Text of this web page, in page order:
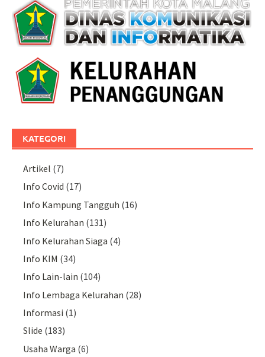
KATEGORI
Artikel (7)
Info Covid (17)
Info Kampung Tangguh (16)
Info Kelurahan (131)
Info Kelurahan Siaga (4)
Info KIM (34)
Info Lain-lain (104)
Info Lembaga Kelurahan (28)
Informasi (1)
Slide (183)
Usaha Warga (6)